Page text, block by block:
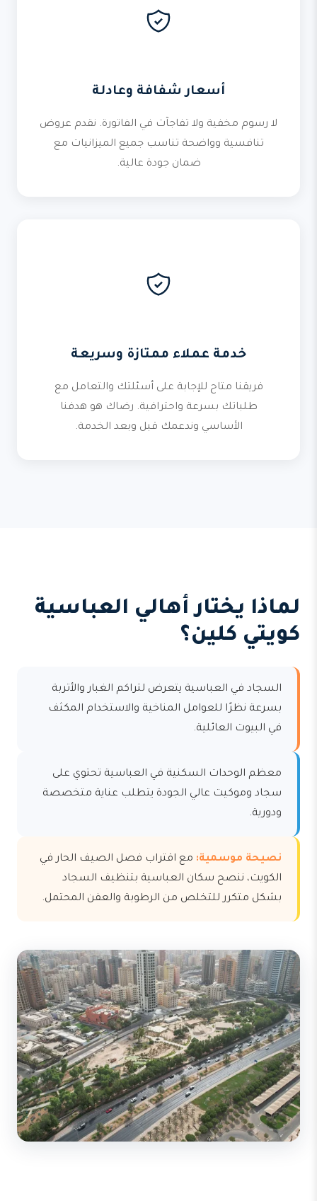
أسعار شفافة وعادلة
لا رسوم مخفية ولا تفاجآت في الفاتورة. نقدم عروض
تنافسية وواضحة تناسب جميع الميزانيات مع
ضمان جودة عالية.
خدمة عملاء ممتازة وسريعة
فريقنا متاح للإجابة على أسئلتك والتعامل مع
طلباتك بسرعة واحترافية. رضاك هو هدفنا
الأساسي وندعمك قبل وبعد الخدمة.
لماذا يختار أهالي العباسية
كويتي كلين؟
السجاد في العباسية يتعرض لتراكم الغبار والأتربة
بسرعة نظرًا للعوامل المناخية والاستخدام المكثف
في البيوت العائلية.
معظم الوحدات السكنية في العباسية تحتوي على
سجاد وموكيت عالي الجودة يتطلب عناية متخصصة
ودورية.
نصيحة موسمية: مع اقتراب فصل الصيف الحار في
الكويت، ننصح سكان العباسية بتنظيف السجاد
بشكل متكرر للتخلص من الرطوبة والعفن المحتمل.